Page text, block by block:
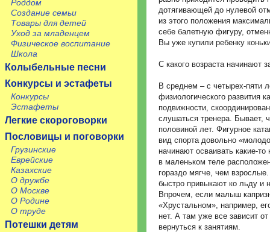
Роддом
Создание семьи
Товары для детей
Уход за младенцем
Физическое воспитание
Школа
Колыбельные песни
Конкурсы и эстафеты
Конкурсы
Эстафеты
Легкие скороговорки
Пословицы и поговорки
Грузинские
Еврейские
Казахские
О дружбе
О Москве
О Родине
О труде
Потешки детям
дотягивающей до нулевой
из этого положения
себе балетную фигуру,
Вы уже купили ребенку
С какого возраста начинают
В среднем – с четырех-пяти
физиологического развития
подвижности,
слушаться тренера. Бывает,
половиной лет. Фигурное
вид спорта довольно
начинают осваивать какие-
в маленьком теле
гораздо мягче, чем
быстро привыкают ко льду и
Впрочем, если малыш
«Хрустальном», например,
нет. А там уже все зависит
вернуться к занятиям.